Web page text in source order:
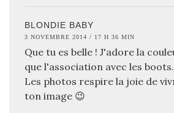
BLONDIE BABY
3 NOVEMBRE 2014 / 17 H 36 MIN
Que tu es belle ! J'adore la
que l'association avec les boots.
Les photos respire la joie de
ton image 😉